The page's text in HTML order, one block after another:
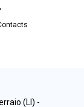
(LI) -